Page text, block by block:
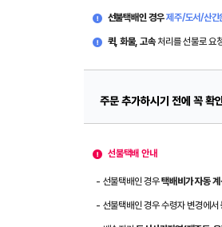
선불택배인 경우제주/도서/산간
퀵, 화물, 고속처리를 선불로 요
주문 추가하시기 전에 꼭 확
선불택배 안내
- 선불택배인 경우택배비가 자동
- 선불택배인 경우 수령자 변경에서